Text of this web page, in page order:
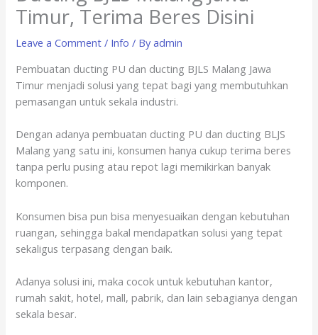
Timur, Terima Beres Disini
Leave a Comment / Info / Byadmin
Pembuatan ducting PU dan ducting BJLS Malang Jawa
Timur menjadi solusi yang tepat bagi yang membutuhkan
pemasangan untuk sekala industri.
Dengan adanya pembuatan ducting PU dan ducting BLJS
Malang yang satu ini, konsumen hanya cukup terima beres
tanpa perlu pusing atau repot lagi memikirkan banyak
komponen.
Konsumen bisa pun bisa menyesuaikan dengan kebutuhan
ruangan, sehingga bakal mendapatkan solusi yang tepat
sekaligus terpasang dengan baik.
Adanya solusi ini, maka cocok untuk kebutuhan kantor,
rumah sakit, hotel, mall, pabrik, dan lain sebagianya dengan
sekala besar.